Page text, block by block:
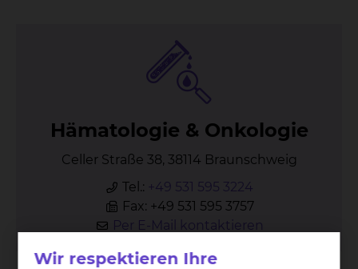
Hä­ma­to­lo­gie & On­ko­lo­gie
Celler Straße 38, 38114 Braunschweig
Tel.: +49 531 595 3224
Fax: +49 531 595 3757
Per E-Mail kontaktieren
Wir respektieren Ihre